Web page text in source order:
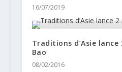
16/07/2019
Traditions d’Asie
Bao
08/02/2016